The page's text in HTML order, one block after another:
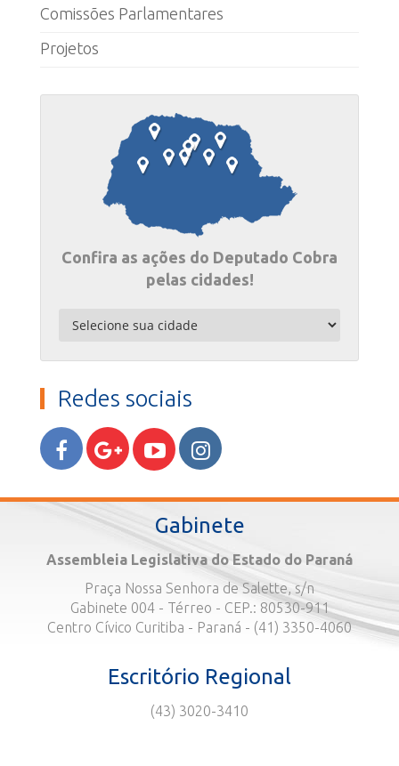
Comissões Parlamentares
Projetos
Confira as ações do Deputado Cobra
pelas cidades!
Redes sociais
Gabinete
Assembleia Legislativa do Estado do Paraná
Praça Nossa Senhora de Salette, s/n
Gabinete 004 - Térreo - CEP.: 80530-911
Centro Cívico Curitiba - Paraná - (41) 3350-4060
Escritório Regional
(43) 3020-3410